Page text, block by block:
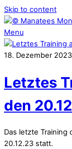
Skip to content
Menu
18. Dezember 2023
Letztes
den
Das letzte
20.12.23 statt.